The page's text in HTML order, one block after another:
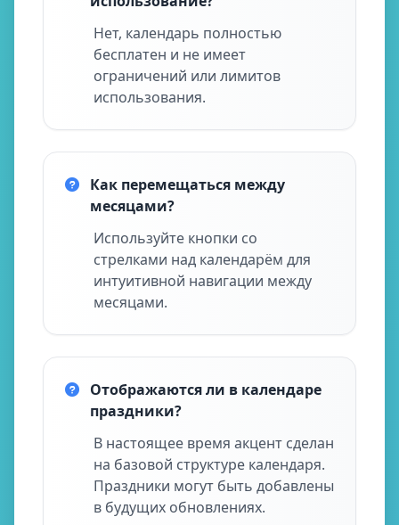
Нет, календарь полностью
бесплатен и не имеет
ограничений или лимитов
использования.
Как перемещаться между
месяцами?
Используйте кнопки со
стрелками над календарём для
интуитивной навигации между
месяцами.
Отображаются ли в календаре
праздники?
В настоящее время акцент сделан
на базовой структуре календаря.
Праздники могут быть добавлены
в будущих обновлениях.